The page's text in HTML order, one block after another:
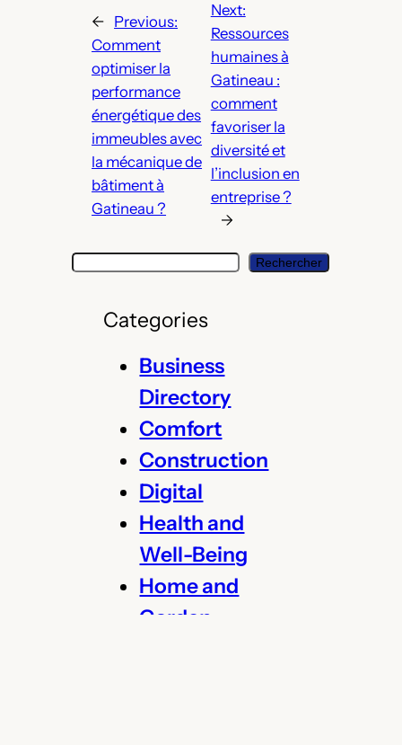
← Previous:
Comment
optimiser la
performance
énergétique des
immeubles avec
la mécanique de
bâtiment à
Gatineau ?
Next:
Ressources
humaines à
Gatineau :
comment
favoriser la
diversité et
l’inclusion en
entreprise ?
→
Rechercher
Categories
Business
Directory
Comfort
Construction
Digital
Health and
Well-Being
Home and
Garden